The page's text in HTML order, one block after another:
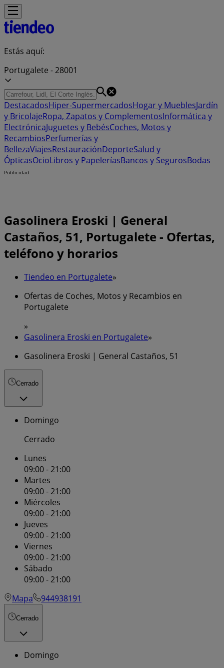
Estás aquí:
Portugalete - 28001
DestacadosHiper-SupermercadosHogar y MueblesJardín
y BricolajeRopa, Zapatos y ComplementosInformática y
ElectrónicaJuguetes y BebésCoches, Motos y
RecambiosPerfumerías y
BellezaViajesRestauraciónDeporteSalud y
ÓpticasOcioLibros y PapeleríasBancos y SegurosBodas
Publicidad
Gasolinera Eroski | General
Castaños, 51, Portugalete - Ofertas,
teléfono y horarios
Tiendeo en Portugalete»
Ofertas de Coches, Motos y Recambios en
Portugalete
»
Gasolinera Eroski en Portugalete»
Gasolinera Eroski | General Castaños, 51
Cerrado
Domingo
Cerrado
Lunes
09:00 - 21:00
Martes
09:00 - 21:00
Miércoles
09:00 - 21:00
Jueves
09:00 - 21:00
Viernes
09:00 - 21:00
Sábado
09:00 - 21:00
Mapa
944938191
Cerrado
Domingo